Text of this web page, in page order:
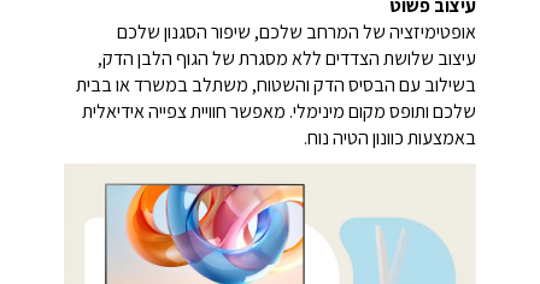
עיצוב פשוט
אופטימיזציה של המרחב שלכם, שיפור הסגנון שלכם
עיצוב שלושת הצדדים ללא מסגרת של הגוף הלבן הדק,
בשילוב עם הבסיס הדק והשטוח, משתלב במשרד או בבית
שלכם ותופס מקום מינימלי. מאפשר חוויית צפייה אידיאלית
באמצעות כוונון הטיה נוח.